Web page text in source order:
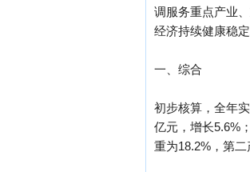
调服务重点产业
经济持续健康稳定
一、综合
初步核算，全年
亿元，增长5.6%
重为18.2%，第